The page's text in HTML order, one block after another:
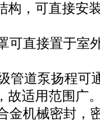
构，可直接安
直接置于室
道泵扬程可
故适用范围广
机械密封，